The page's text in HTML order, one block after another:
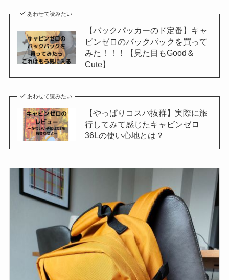
あわせて読みたい
【バックパッカーのド定番】キャ
ビンゼロのバックパックを買って
みた！！！【見た目もGood＆
Cute】
あわせて読みたい
【やっぱりコスパ抜群】実際に旅
行してみて感じたキャビンゼロ
36Lの使い心地とは？